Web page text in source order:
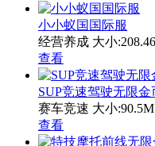
小小蚁国国际服
经营养成 大小
查看
SUP竞速驾驶无限金
赛车竞速 大小:90.5M
查看